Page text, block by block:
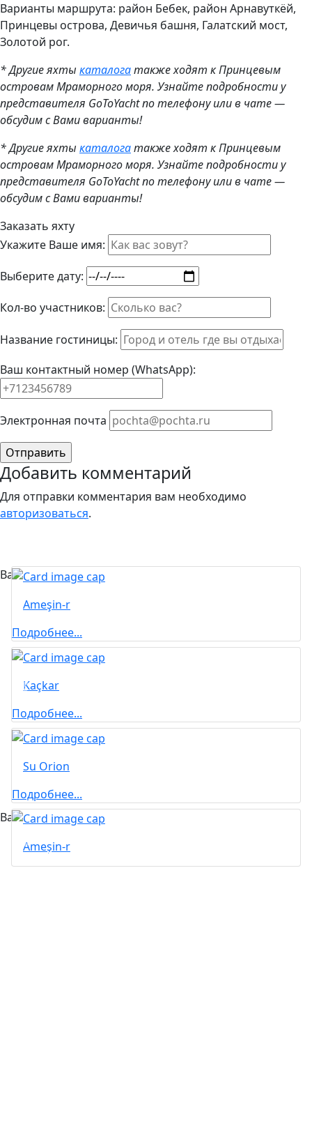
Варианты маршрута: район Бебек, район Арнавуткёй,
Принцевы острова, Девичья башня, Галатский мост,
Золотой рог.
* Другие яхты каталогатакже ходят к Принцевым
островам Мраморного моря. Узнайте подробности у
представителя GoToYacht по телефону или в чате —
обсудим с Вами варианты!
* Другие яхты каталогатакже ходят к Принцевым
островам Мраморного моря. Узнайте подробности у
представителя GoToYacht по телефону или в чате —
обсудим с Вами варианты!
Заказать яхту
Укажите Ваше имя:
Выберите дату:
Кол-во участников:
Название гостиницы:
Ваш контактный номер (WhatsApp):
Элeктрoннaя пoчтa
Добавить комментарий
Для отправки комментария вам необходимо
авторизоваться.
Вас может заинтересовать...
Ameşin-r
Подробнее...
Kaçkar
Подробнее...
Su Orion
Подробнее...
Вас может заинтересовать...
Ameşin-r